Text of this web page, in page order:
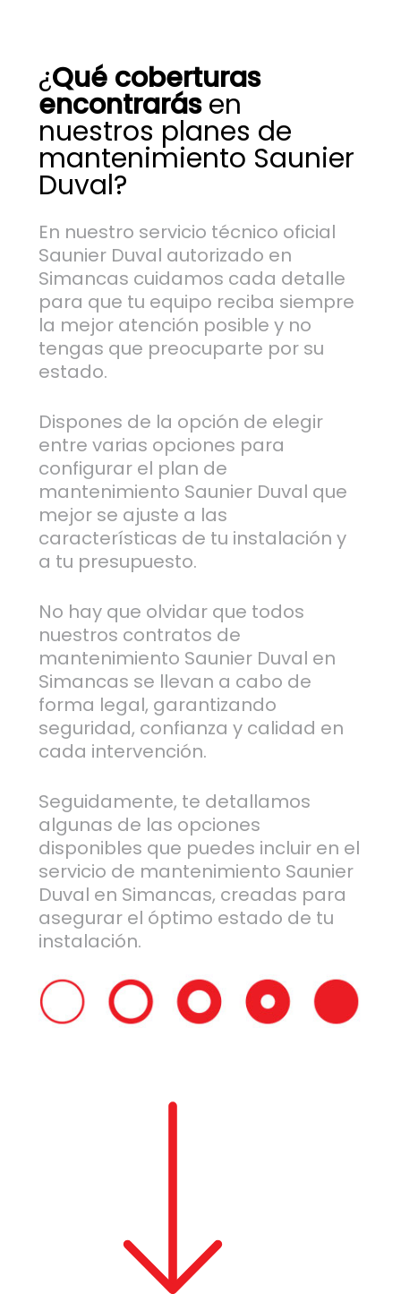
¿Qué coberturas
encontrarásen
nuestros planes de
mantenimiento Saunier
Duval?
En nuestro servicio técnico oficial
Saunier Duval autorizado en
Simancas cuidamos cada detalle
para que tu equipo reciba siempre
la mejor atención posible y no
tengas que preocuparte por su
estado.
Dispones de la opción de elegir
entre varias opciones para
configurar el plan de
mantenimiento Saunier Duval que
mejor se ajuste a las
características de tu instalación y
a tu presupuesto.
No hay que olvidar que todos
nuestros contratos de
mantenimiento Saunier Duval en
Simancas se llevan a cabo de
forma legal, garantizando
seguridad, confianza y calidad en
cada intervención.
Seguidamente, te detallamos
algunas de las opciones
disponibles que puedes incluir en el
servicio de mantenimiento Saunier
Duval en Simancas, creadas para
asegurar el óptimo estado de tu
instalación.